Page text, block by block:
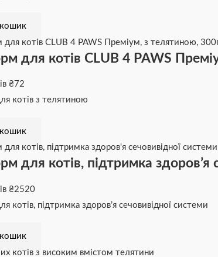
для котів CLUB 4 PAWS
₴72
котів з телятиною
для котів, підтримка
₴2520
котів, підтримка здоров’я сечовивідної системи